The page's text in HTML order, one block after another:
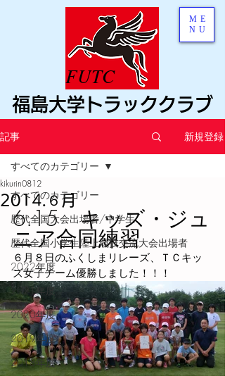
福島大学トラッククラブ
FUTC
ME
NU
記事 新規登録
すべてのカテゴリー
歴代全国大会出場者/中学生
歴代全国小学生陸上競技交流大会出場者
2022年度
2021年度
2020年度
2019年度
2018年度
すべてのカテゴリー
2014.６月
kikurin0812
6.15　キッズ・ジュ
ニア合同練習
６月８日のふくしまリレーズ、ＴＣキッ
ズ女子チーム優勝しました！！！